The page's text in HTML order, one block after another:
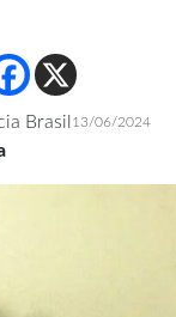
Brasil 13/06/2024